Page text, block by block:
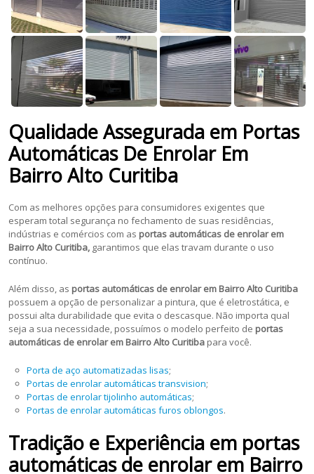
Qualidade Assegurada em Portas
Automáticas De Enrolar Em
Bairro Alto Curitiba
Com as melhores opções para consumidores exigentes que
esperam total segurança no fechamento de suas residências,
indústrias e comércios com as portas automáticas de enrolar em
Bairro Alto Curitiba, garantimos que elas travam durante o uso
contínuo.
Além disso, as portas automáticas de enrolar em Bairro Alto Curitiba
possuem a opção de personalizar a pintura, que é eletrostática, e
possui alta durabilidade que evita o descasque. Não importa qual
seja a sua necessidade, possuímos o modelo perfeito de portas
automáticas de enrolar em Bairro Alto Curitiba para você.
Porta de aço automatizadas lisas;
Portas de enrolar automáticas transvision;
Portas de enrolar tijolinho automáticas;
Portas de enrolar automáticas furos oblongos.
Tradição e Experiência em portas
automáticas de enrolar em Bairro